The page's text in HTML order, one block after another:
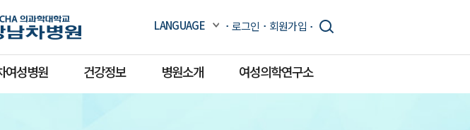
LANGUAGE 로그인 회원가입
여성병원 건강정보 병원소개 여성의학연구소